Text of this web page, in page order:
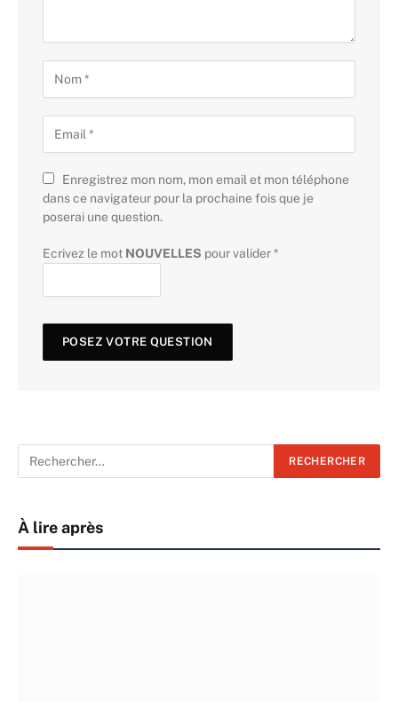
Enregistrez mon nom, mon email et mon téléphone
dans ce navigateur pour la prochaine fois que je
poserai une question.
Ecrivez le mot NOUVELLES pour valider*
À lire après